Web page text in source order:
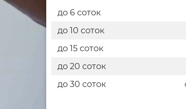
до 6 соток
до 10 соток
до 15 соток
до 20 соток
до 30 соток